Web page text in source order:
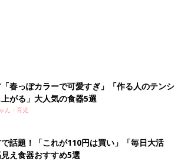
春っぽカラーで可愛すぎ」「作る人のテンシ
上がる」大人気の食器5選
ん・育児
話題！「これが110円は買い」「毎日大活
え食器おすすめ5選